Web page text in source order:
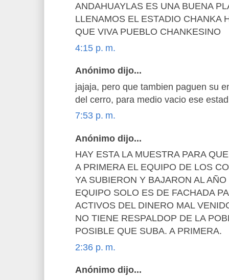
ANDAHUAYLAS ES UNA BUENA
LLENAMOS EL ESTADIO CHANKA
QUE VIVA PUEBLO CHANKESINO
4:15 p. m.
Anónimo dijo...
jajaja, pero que tambien paguen su
del cerro, para medio vacio ese
7:53 p. m.
Anónimo dijo...
HAY ESTA LA MUESTRA PARA
A PRIMERA EL EQUIPO DE LOS
YA SUBIERON Y BAJARON AL
EQUIPO SOLO ES DE FACHADA
ACTIVOS DEL DINERO MAL
NO TIENE RESPALDOP DE LA
POSIBLE QUE SUBA. A PRIMERA.
2:36 p. m.
Anónimo dijo...